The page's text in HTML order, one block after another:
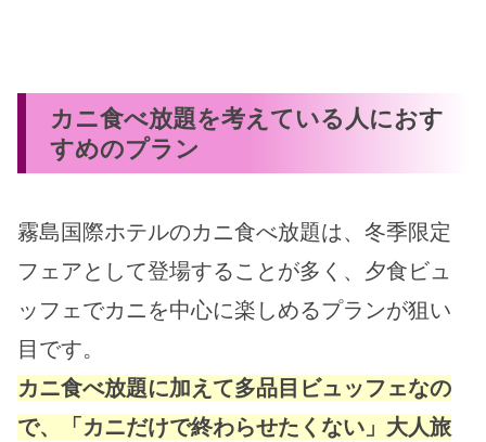
カニ食べ放題を考えている人におす
すめのプラン
霧島国際ホテルのカニ食べ放題は、冬季限定
フェアとして登場することが多く、夕食ビュ
ッフェでカニを中心に楽しめるプランが狙い
目です。
カニ食べ放題に加えて多品目ビュッフェなの
で、「カニだけで終わらせたくない」大人旅